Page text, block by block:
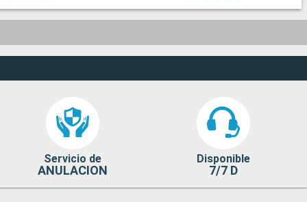
Servicio de
ANULACION
Disponible
7/7 D